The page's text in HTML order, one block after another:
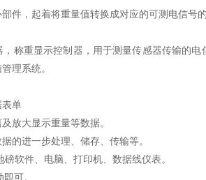
，起着将重量值转换成对应的可测电信号
重显示控制器，用于测量传感器传输的电
理系统。
单
大显示重量等数据。
进一步处理、储存、传输等。
件、电脑、打印机、数据线仪表。
可。